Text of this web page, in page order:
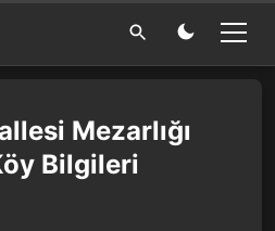
Mezarlığı
Bilgileri